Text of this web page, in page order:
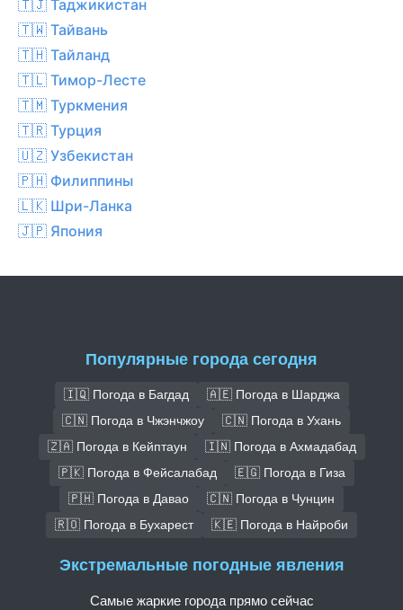
🇹🇯 Таджикистан
🇹🇼 Тайвань
🇹🇭 Тайланд
🇹🇱 Тимор-Лесте
🇹🇲 Туркмения
🇹🇷 Турция
🇺🇿 Узбекистан
🇵🇭 Филиппины
🇱🇰 Шри-Ланка
🇯🇵 Япония
Популярные города сегодня
🇮🇶 Погода в Багдад
🇦🇪 Погода в Шарджа
🇨🇳 Погода в Чжэнчжоу
🇨🇳 Погода в Ухань
🇿🇦 Погода в Кейптаун
🇮🇳 Погода в Ахмадабад
🇵🇰 Погода в Фейсалабад
🇪🇬 Погода в Гиза
🇵🇭 Погода в Давао
🇨🇳 Погода в Чунцин
🇷🇴 Погода в Бухарест
🇰🇪 Погода в Найроби
Экстремальные погодные явления
Самые жаркие города прямо сейчас